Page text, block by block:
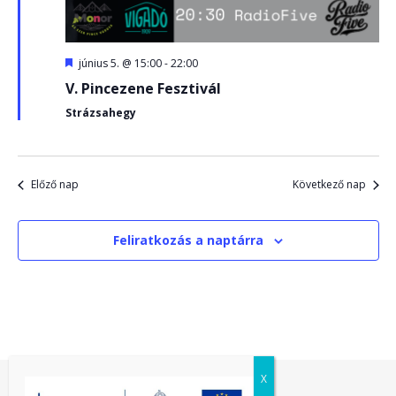
Kiemelt
június 5. @ 15:00-22:00
V. Pincezene Fesztivál
Strázsahegy
Előző nap Következő nap
Feliratkozás a naptárra